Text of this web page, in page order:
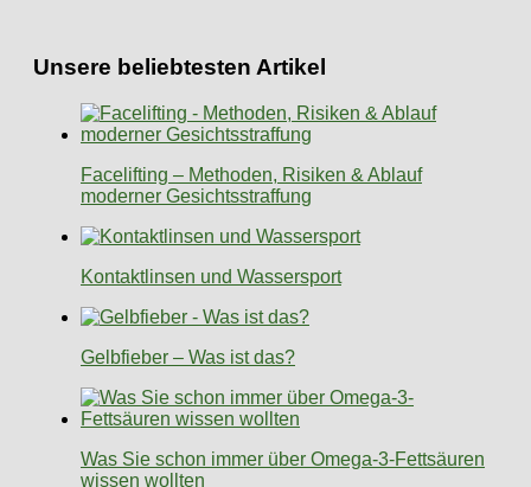
Unsere beliebtesten Artikel
Facelifting – Methoden, Risiken & Ablauf
moderner Gesichtsstraffung
Kontaktlinsen und Wassersport
Gelbfieber – Was ist das?
Was Sie schon immer über Omega-3-Fettsäuren
wissen wollten